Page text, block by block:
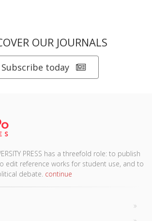
OUR JOURNALS
Subscribe today
PRESS has a threefold role: to publish
edit reference works for student use, and to
debate. continue